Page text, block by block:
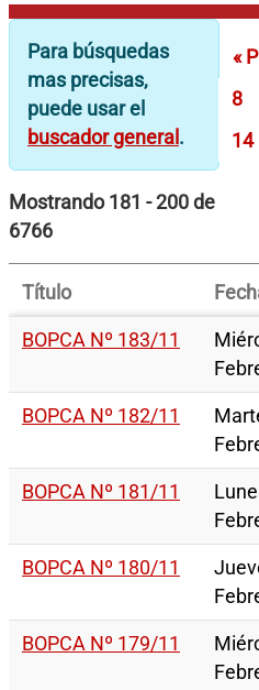
Para búsquedas
mas precisas,
puede usar el
buscador general .
Mostrando 181 - 200 de
6766
«
8
14
Título
BOPCA Nº 183/11
BOPCA Nº 182/11
BOPCA Nº 181/11
BOPCA Nº 180/11
BOPCA Nº 179/11